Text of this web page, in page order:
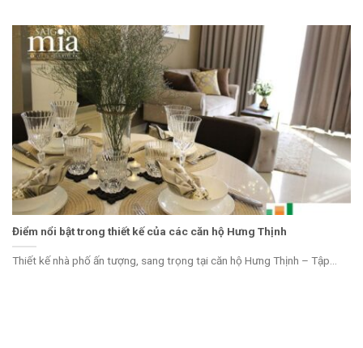
Điểm nổi bật trong thiết kế của các căn hộ Hưng Thịnh
Thiết kế nhà phố ấn tượng, sang trọng tại căn hộ Hưng Thịnh – Tập...